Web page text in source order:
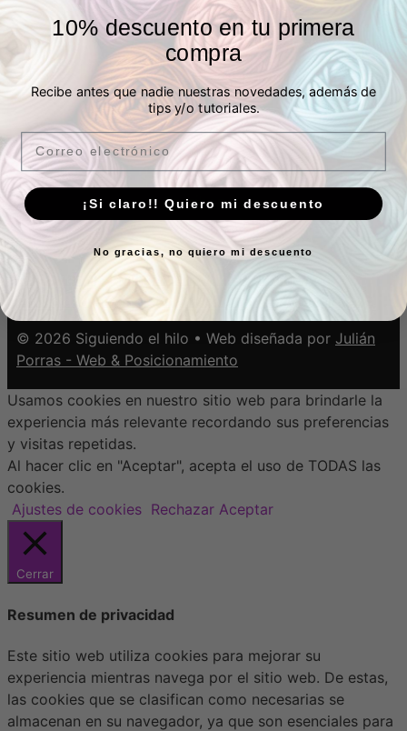
Puedes pagar de forma segura con Tarjeta bancaria,
Bizum o Paypal. También por transferencia.
Envíos a España y Francia
¿Eres de otro país y quieres hacernos pedido?
Escríbenos
Envío de pedidos en 24-48 horas
Aviso Legal -Política de Cookies-Política de
Privacidad - Condiciones de venta y devoluciones
© 2026 Siguiendo el hilo • Web diseñada por Julián
Porras - Web & Posicionamiento
Usamos cookies en nuestro sitio web para brindarle la
experiencia más relevante recordando sus preferencias
y visitas repetidas.
Al hacer clic en "Aceptar", acepta el uso de TODAS las
cookies.
Ajustes de cookies Rechazar Aceptar
Cerrar
Resumen de privacidad
Este sitio web utiliza cookies para mejorar su
experiencia mientras navega por el sitio web. De estas,
las cookies que se clasifican como necesarias se
almacenan en su navegador, ya que son esenciales para
10% descuento en tu primera
compra
Recibe antes que nadie nuestras novedades, además de
tips y/o tutoriales.
Email
¡Si claro!! Quiero mi descuento
No gracias, no quiero mi descuento